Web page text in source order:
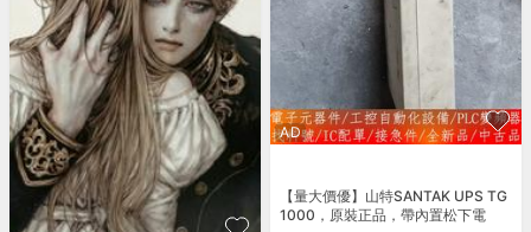
AD
【量大價優】山特SANTAK UPS TG
1000，原裝正品，帶內置松下電